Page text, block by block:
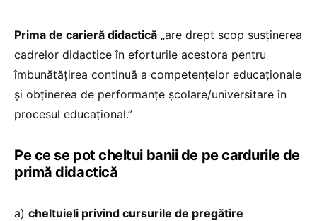
Prima de carieră didactică „are drept scop susținerea
cadrelor didactice în eforturile acestora pentru
îmbunătățirea continuă a competențelor educaționale
și obținerea de performanțe școlare/universitare în
procesul educațional.”
Pe ce se pot cheltui banii de pe cardurile de
primă didactică
a) cheltuieli privind cursurile de pregătire